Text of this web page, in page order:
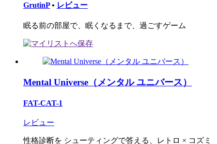
GrutinP • レビュー
眠る前の部屋で、眠くなるまで、過ごすゲーム
Mental Universe（メンタル ユニバース）
FAT-CAT-1
レビュー
性格診断を シューティングで答える、レトロ × コズミ